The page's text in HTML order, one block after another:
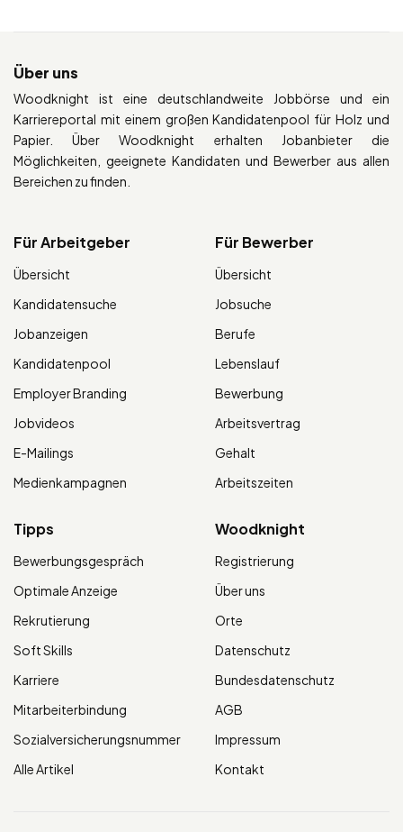
Über uns
Woodknight ist eine deutschlandweite Jobbörse und ein
Karriereportal mit einem großen Kandidatenpool für Holz und
Papier. Über Woodknight erhalten Jobanbieter die
Möglichkeiten, geeignete Kandidaten und Bewerber aus allen
Bereichen zu finden.
Für Arbeitgeber
Übersicht
Kandidatensuche
Jobanzeigen
Kandidatenpool
Employer Branding
Jobvideos
E-Mailings
Medienkampagnen
Für Bewerber
Übersicht
Jobsuche
Berufe
Lebenslauf
Bewerbung
Arbeitsvertrag
Gehalt
Arbeitszeiten
Tipps
Bewerbungsgespräch
Optimale Anzeige
Rekrutierung
Soft Skills
Karriere
Mitarbeiterbindung
Sozialversicherungsnummer
Alle Artikel
Woodknight
Registrierung
Über uns
Orte
Datenschutz
Bundesdatenschutz
AGB
Impressum
Kontakt